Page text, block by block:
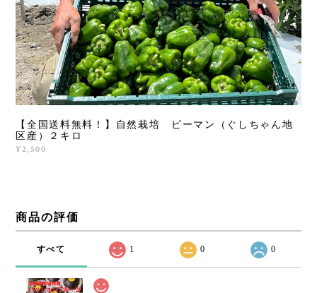
【全国送料無料！】自然栽培 ピーマン（ぐしちゃん地
区産）２キロ
¥2,500
商品の評価
すべて 1 0 0